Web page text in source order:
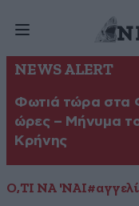
NEWS ALERT
Φωτιά τώρα στα
ώρες – Μήνυμα
Κρήνης
Ο,ΤΙ ΝΑ 'ΝΑΙ